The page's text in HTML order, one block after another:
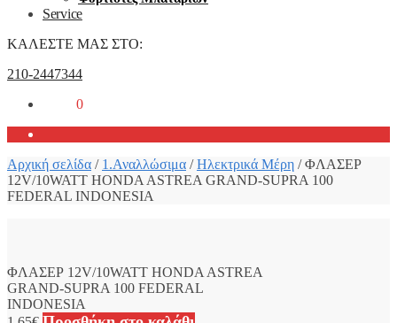
Service
ΚΑΛΕΣΤΕ ΜΑΣ ΣΤΟ:
210-2447344
0
Αρχική σελίδα / 1.Αναλλώσιμα /Ηλεκτρικά Μέρη /ΦΛΑΣΕΡ
12V/10WATT HONDA ASTREA GRAND-SUPRA 100
FEDERAL INDONESIA
ΦΛΑΣΕΡ 12V/10WATT HONDA ASTREA
GRAND-SUPRA 100 FEDERAL
INDONESIA